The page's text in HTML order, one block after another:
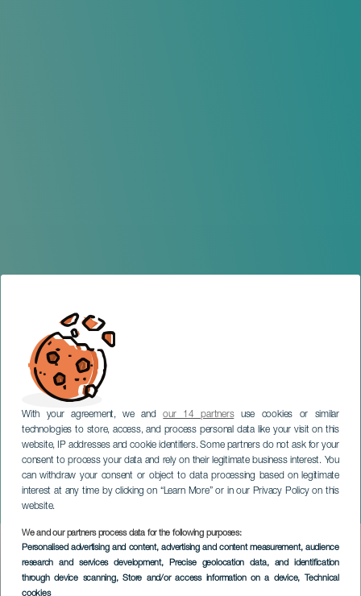
With your agreement, we andour 14 partnersuse cookies or similar
technologies to store, access, and process personal data like your visit on this
website, IP addresses and cookie identifiers. Some partners do not ask for your
consent to process your data and rely on their legitimate business interest. You
can withdraw your consent or object to data processing based on legitimate
interest at any time by clicking on “Learn More” or in our Privacy Policy on this
website.
We and our partners process data for the following purposes:
Personalised advertising and content, advertising and content measurement, audience
research and services development, Precise geolocation data, and identification
through device scanning, Store and/or access information on a device, Technical
cookies
Leontxo Garcia & Jose
Antonio Marina
TENERIFE
Imagen
Listado